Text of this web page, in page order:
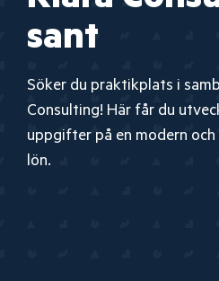
sant
Söker du praktikplats i
Consulting! Här får du
uppgifter på en modern
lön.